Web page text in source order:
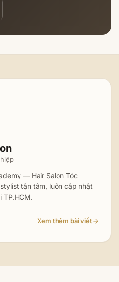
— Hair Salon Tóc
tận tâm, luôn cập nhật
TP.HCM.
Xem thêm bài viết